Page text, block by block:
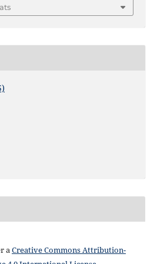
aCreative Commons Attribution-